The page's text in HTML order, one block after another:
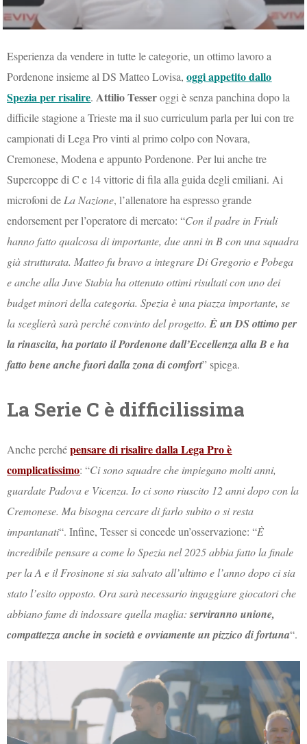
Esperienza da vendere in tutte le categorie, un ottimo lavoro a
Pordenone insieme al DS Matteo Lovisa,oggi appetito dallo
Spezia per risalire. Attilio Tesseroggi è senza panchina dopo la
difficile stagione a Trieste ma il suo curriculum parla per lui con tre
campionati di Lega Pro vinti al primo colpo con Novara,
Cremonese, Modena e appunto Pordenone. Per lui anche tre
Supercoppe di C e 14 vittorie di fila alla guida degli emiliani. Ai
microfoni de La Nazione, l’allenatore ha espresso grande
endorsement per l’operatore di mercato: “Con il padre in Friuli
hanno fatto qualcosa di importante, due anni in B con una squadra
già strutturata. Matteo fu bravo a integrare Di Gregorio e Pobega
e anche alla Juve Stabia ha ottenuto ottimi risultati con uno dei
budget minori della categoria. Spezia è una piazza importante, se
la sceglierà sarà perché convinto del progetto.È un DS ottimo per
la rinascita, ha portato il Pordenone dall’Eccellenza alla B e ha
fatto bene anche fuori dalla zona di comfort” spiega.
La Serie C è difficilissima
Anche perchépensare di risalire dalla Lega Pro è
complicatissimo: “Ci sono squadre che impiegano molti anni,
guardate Padova e Vicenza. Io ci sono riuscito 12 anni dopo con la
Cremonese. Ma bisogna cercare di farlo subito o si resta
impantanati“. Infine, Tesser si concede un’osservazione: “È
incredibile pensare a come lo Spezia nel 2025 abbia fatto la finale
per la A e il Frosinone si sia salvato all’ultimo e l’anno dopo ci sia
stato l’esito opposto. Ora sarà necessario ingaggiare giocatori che
abbiano fame di indossare quella maglia:serviranno unione,
compattezza anche in società e ovviamente un pizzico di fortuna“.